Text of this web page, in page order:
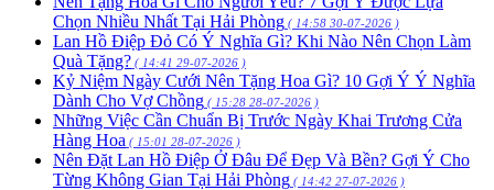
Chọn Nhiều Nhất Tại Hải Phòng ( 14:58 30-07-2026 )
Lan Hồ Điệp Đỏ Có Ý Nghĩa Gì? Khi Nào Nên Chọn Làm
Quà Tặng? ( 14:41 29-07-2026 )
Kỷ Niệm Ngày Cưới Nên Tặng Hoa Gì? 10 Gợi Ý Ý Nghĩa
Dành Cho Vợ Chồng ( 15:28 28-07-2026 )
Những Việc Cần Chuẩn Bị Trước Ngày Khai Trương Cửa
Hàng Hoa ( 15:01 28-07-2026 )
Nên Đặt Lan Hồ Điệp Ở Đâu Để Đẹp Và Bền? Gợi Ý Cho
Từng Không Gian Tại Hải Phòng ( 14:42 27-07-2026 )